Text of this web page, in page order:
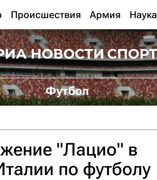
Происшествия Армия Наука
Футбол
"Лацио" в
по футболу